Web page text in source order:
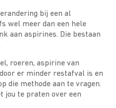
bij een al
wel meer dan een hele
aan aspirines. Die bestaan
roeren, aspirine van
er minder restafval is en
die methode aan te vragen.
jou te praten over een